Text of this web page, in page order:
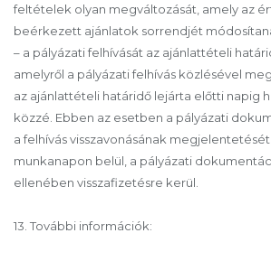
feltételek olyan megváltozását, amely az
beérkezett ajánlatok sorrendjét
– a pályázati felhívását az ajánlattételi
amelyről a pályázati felhívás közlésével
az ajánlattételi határidő lejárta előtti napig
közzé. Ebben az esetben a pályázati
a felhívás visszavonásának
munkanapon belül, a pályázati
ellenében visszafizetésre kerül.
13. További információk: